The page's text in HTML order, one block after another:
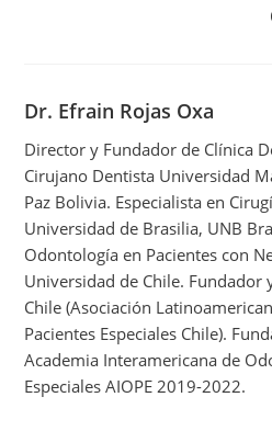
Dr. Efrain Rojas Oxa
Director y Fundador de Clínica
Cirujano Dentista Universidad
Paz Bolivia. Especialista en
Universidad de Brasilia, UNB
Odontología en Pacientes con
Universidad de Chile. Fundador
Chile (Asociación
Pacientes Especiales Chile).
Academia Interamericana de
Especiales AIOPE 2019-2022.